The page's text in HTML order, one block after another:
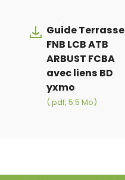
Guide Terrasse
FNB LCB ATB
ARBUST FCBA
avec liens BD
yxmo
(.pdf, 5.5 Mo)